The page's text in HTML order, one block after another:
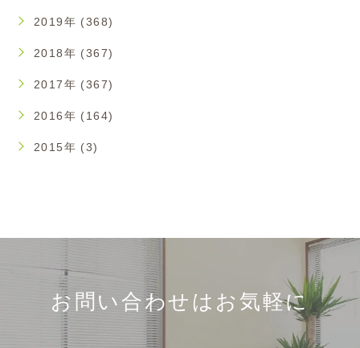
2019年 (368)
2018年 (367)
2017年 (367)
2016年 (164)
2015年 (3)
お問い合わせはお気軽に